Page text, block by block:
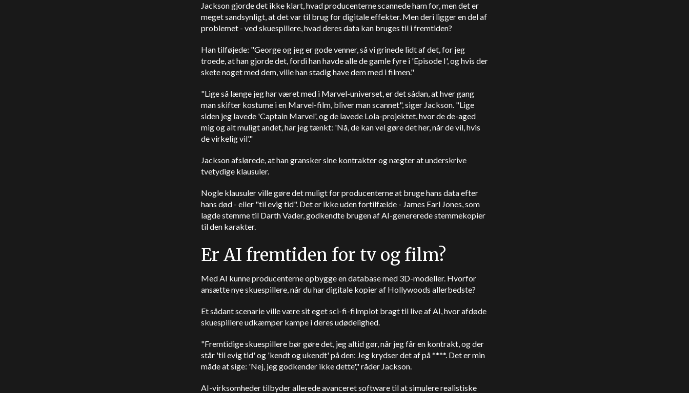
Jackson gjorde det ikke klart, hvad producenterne scannede ham for, men det er
meget sandsynligt, at det var til brug for digitale effekter. Men deri ligger en del af
problemet - ved skuespillere, hvad deres data kan bruges til i fremtiden?
Han tilføjede: "George og jeg er gode venner, så vi grinede lidt af det, for jeg
troede, at han gjorde det, fordi han havde alle de gamle fyre i 'Episode I', og hvis der
skete noget med dem, ville han stadig have dem med i filmen."
"Lige så længe jeg har været med i Marvel-universet, er det sådan, at hver gang
man skifter kostume i en Marvel-film, bliver man scannet", siger Jackson. "Lige
siden jeg lavede 'Captain Marvel', og de lavede Lola-projektet, hvor de de-aged
mig og alt muligt andet, har jeg tænkt: 'Nå, de kan vel gøre det her, når de vil, hvis
de virkelig vil'."
Jackson afslørede, at han gransker sine kontrakter og nægter at underskrive
tvetydige klausuler.
Nogle klausuler ville gøre det muligt for producenterne at bruge hans data efter
hans død - eller "til evig tid". Det er ikke uden fortilfælde - James Earl Jones, som
lagde stemme til Darth Vader, godkendte brugen af AI-genererede stemmekopier
til den karakter.
Er AI fremtiden for tv og film?
Med AI kunne producenterne opbygge en database med 3D-modeller. Hvorfor
ansætte nye skuespillere, når du har digitale kopier af Hollywoods allerbedste?
Et sådant scenarie ville være sit eget sci-fi-filmplot bragt til live af AI, hvor afdøde
skuespillere udkæmper kampe i deres udødelighed.
"Fremtidige skuespillere bør gøre det, jeg altid gør, når jeg får en kontrakt, og der
står 'til evig tid' og 'kendt og ukendt' på den: Jeg krydser det af på ****. Det er min
måde at sige: 'Nej, jeg godkender ikke dette'," råder Jackson.
AI-virksomheder tilbyder allerede avanceret software til at simulere realistiske